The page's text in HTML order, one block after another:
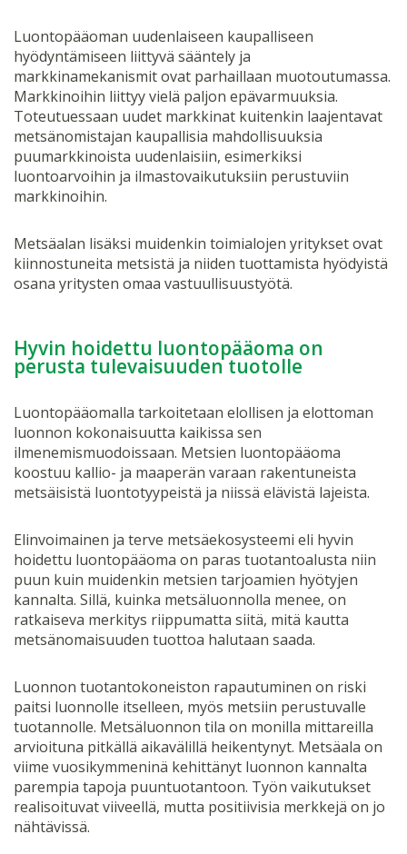
Luontopääoman uudenlaiseen kaupalliseen
hyödyntämiseen liittyvä sääntely ja
markkinamekanismit ovat parhaillaan muotoutumassa.
Markkinoihin liittyy vielä paljon epävarmuuksia.
Toteutuessaan uudet markkinat kuitenkin laajentavat
metsänomistajan kaupallisia mahdollisuuksia
puumarkkinoista uudenlaisiin, esimerkiksi
luontoarvoihin ja ilmastovaikutuksiin perustuviin
markkinoihin.
Metsäalan lisäksi muidenkin toimialojen yritykset ovat
kiinnostuneita metsistä ja niiden tuottamista hyödyistä
osana yritysten omaa vastuullisuustyötä.
Hyvin hoidettu luontopääoma on
perusta tulevaisuuden tuotolle
Luontopääomalla tarkoitetaan elollisen ja elottoman
luonnon kokonaisuutta kaikissa sen
ilmenemismuodoissaan. Metsien luontopääoma
koostuu kallio- ja maaperän varaan rakentuneista
metsäisistä luontotyypeistä ja niissä elävistä lajeista.
Elinvoimainen ja terve metsäekosysteemi eli hyvin
hoidettu luontopääoma on paras tuotantoalusta niin
puun kuin muidenkin metsien tarjoamien hyötyjen
kannalta. Sillä, kuinka metsäluonnolla menee, on
ratkaiseva merkitys riippumatta siitä, mitä kautta
metsänomaisuuden tuottoa halutaan saada.
Luonnon tuotantokoneiston rapautuminen on riski
paitsi luonnolle itselleen, myös metsiin perustuvalle
tuotannolle. Metsäluonnon tila on monilla mittareilla
arvioituna pitkällä aikavälillä heikentynyt. Metsäala on
viime vuosikymmeninä kehittänyt luonnon kannalta
parempia tapoja puuntuotantoon. Työn vaikutukset
realisoituvat viiveellä, mutta positiivisia merkkejä on jo
nähtävissä.